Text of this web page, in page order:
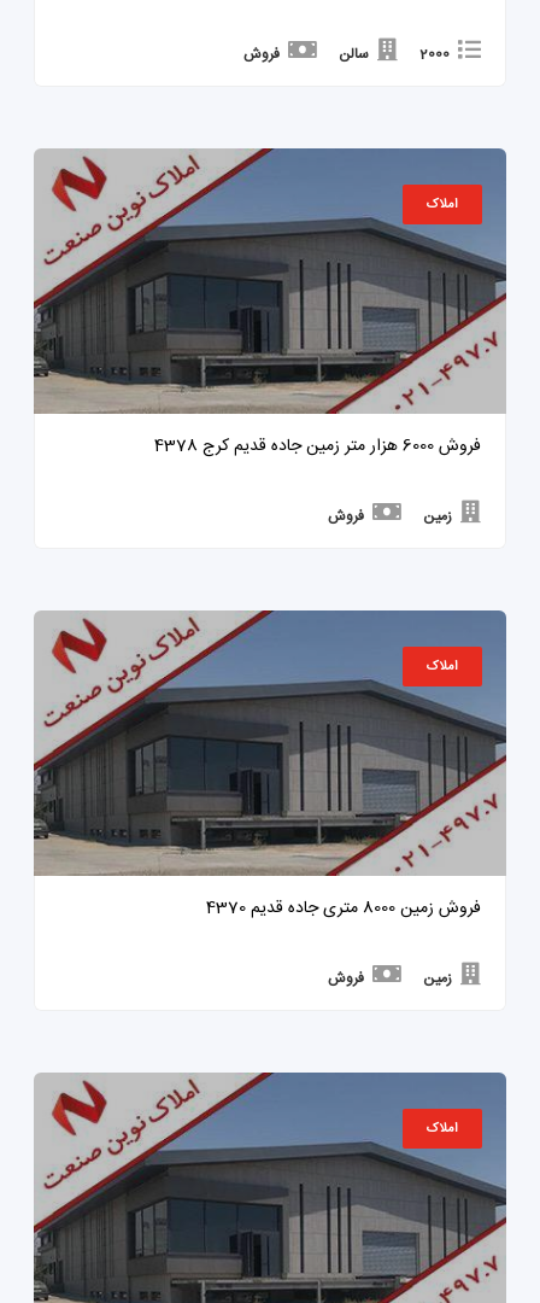
2000 سالن فروش
املاک
فروش 6000 هزار متر زمین جاده قدیم کرج 4378
زمین فروش
املاک
فروش زمین 8000 متری جاده قدیم 4370
زمین فروش
املاک